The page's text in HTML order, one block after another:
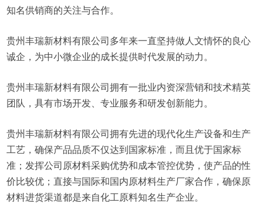
知名供销商的关注与合作。
贵州丰瑞新材料有限公司多年来一直坚持做人文情怀的良心
诚企，为中小微企业的成长提供时代发展的动力。
贵州丰瑞新材料有限公司拥有一批业内资深营销和技术精英
团队，具有市场开发、专业服务和研发创新能力。
贵州丰瑞新材料有限公司拥有先进的现代化生产设备和生产
工艺，确保产品品质不仅达到国家标准，而且优于国家标
准；发挥公司原材料采购优势和成本管控优势，使产品的性
价比较优；直接与国际和国内原材料生产厂家合作，确保原
材料进货渠道都是来自化工原料知名生产企业。